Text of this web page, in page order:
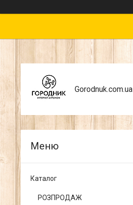
Gorodnuk.com.ua
Каталог
РОЗПРОДАЖ